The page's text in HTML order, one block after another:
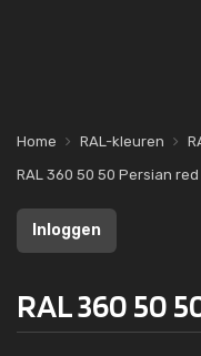
Home RAL-kleuren
RAL 360 50 50 Persian red
Inloggen
RAL 360 50